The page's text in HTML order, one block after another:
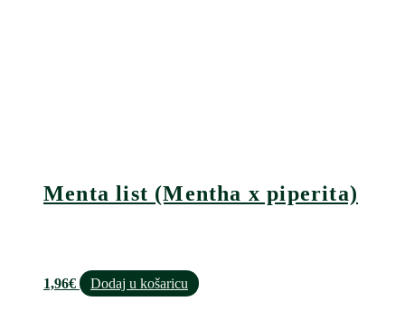
Menta list (Mentha x piperita)
1,96€ Dodaj u košaricu